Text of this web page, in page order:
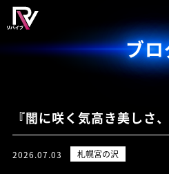
ブ
『闇に咲く気高き美しさ
2026.07.03 札幌宮の沢